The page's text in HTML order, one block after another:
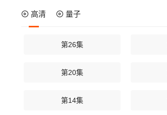
高清 量子
第26集
第20集
第14集